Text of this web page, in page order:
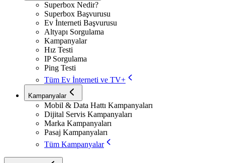
Superbox Nedir?
Superbox Başvurusu
Ev İnterneti Başvurusu
Altyapı Sorgulama
Kampanyalar
Hız Testi
IP Sorgulama
Ping Testi
Tüm Ev İnterneti ve TV+
Kampanyalar
Mobil & Data Hattı Kampanyaları
Dijital Servis Kampanyaları
Marka Kampanyaları
Pasaj Kampanyaları
Tüm Kampanyalar